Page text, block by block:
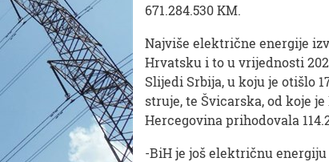
671.284.530 KM.
Najviše električne energije
Hrvatsku i to u vrijednosti
Slijedi Srbija, u koju je otišlo
struje, te Švicarska, od koje je
Hercegovina prihodovala
-BiH je još električnu energiju